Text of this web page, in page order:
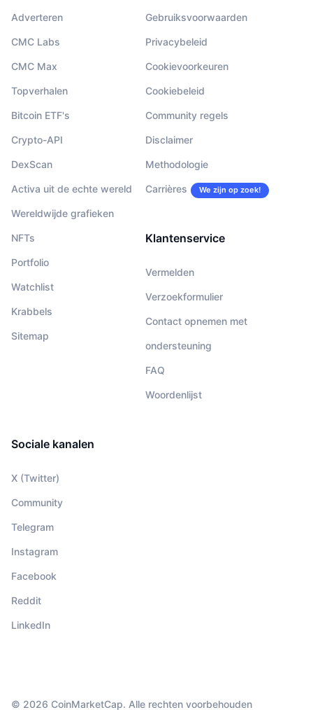
Adverteren
CMC Labs
CMC Max
Topverhalen
Bitcoin ETF's
Crypto-API
DexScan
Activa uit de echte wereld
Wereldwijde grafieken
NFTs
Portfolio
Watchlist
Krabbels
Sitemap
Gebruiksvoorwaarden
Privacybeleid
Cookievoorkeuren
Cookiebeleid
Community regels
Disclaimer
Methodologie
Carrières We zijn op zoek!
Klantenservice
Vermelden
Verzoekformulier
Contact opnemen met
ondersteuning
FAQ
Woordenlijst
Sociale kanalen
X (Twitter)
Community
Telegram
Instagram
Facebook
Reddit
LinkedIn
© 2026 CoinMarketCap. Alle rechten voorbehouden